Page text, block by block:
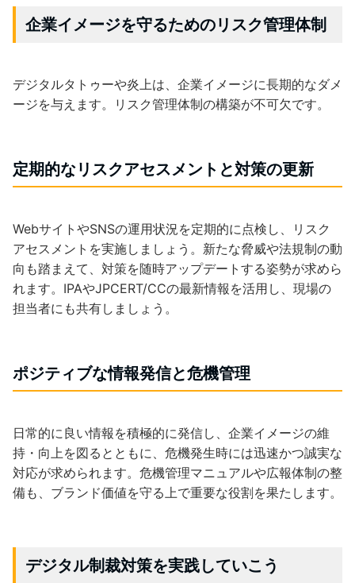
企業イメージを守るためのリスク管理体制
デジタルタトゥーや炎上は、企業イメージに長期的なダメ
ージを与えます。リスク管理体制の構築が不可欠です。
定期的なリスクアセスメントと対策の更新
WebサイトやSNSの運用状況を定期的に点検し、リスク
アセスメントを実施しましょう。新たな脅威や法規制の動
向も踏まえて、対策を随時アップデートする姿勢が求めら
れます。IPAやJPCERT/CCの最新情報を活用し、現場の
担当者にも共有しましょう。
ポジティブな情報発信と危機管理
日常的に良い情報を積極的に発信し、企業イメージの維
持・向上を図るとともに、危機発生時には迅速かつ誠実な
対応が求められます。危機管理マニュアルや広報体制の整
備も、ブランド価値を守る上で重要な役割を果たします。
デジタル制裁対策を実践していこう